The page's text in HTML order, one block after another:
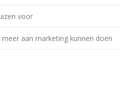
voor
aan marketing kunnen doen